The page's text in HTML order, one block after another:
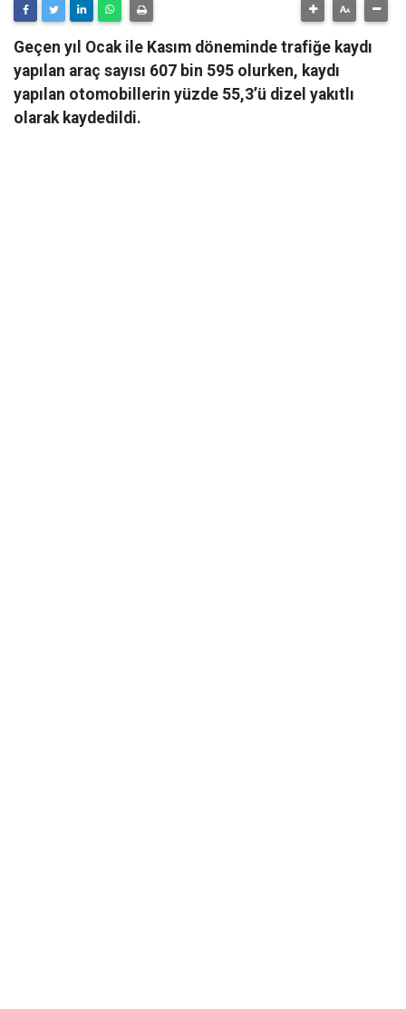
Geçen yıl Ocak ile Kasım döneminde trafiğe kaydı
yapılan araç sayısı 607 bin 595 olurken, kaydı
yapılan otomobillerin yüzde 55,3’ü dizel yakıtlı
olarak kaydedildi.